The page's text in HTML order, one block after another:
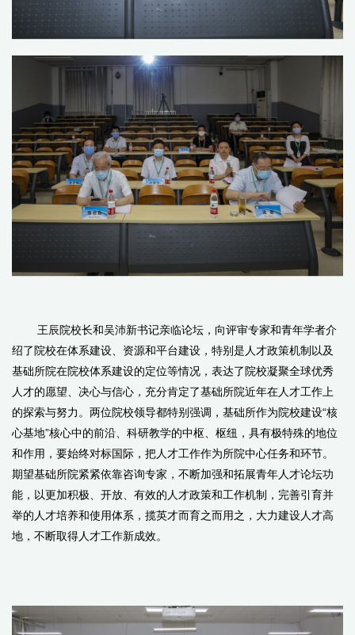
王辰院校长和吴沛新书记亲临论坛，向评审专家和青年学者介
绍了院校在体系建设、资源和平台建设，特别是人才政策机制以及
基础所院在院校体系建设的定位等情况，表达了院校凝聚全球优秀
人才的愿望、决心与信心，充分肯定了基础所院近年在人才工作上
的探索与努力。两位院校领导都特别强调，基础所作为院校建设“核
心基地”核心中的前沿、科研教学的中枢、枢纽，具有极特殊的地位
和作用，要始终对标国际，把人才工作作为所院中心任务和环节。
期望基础所院紧紧依靠咨询专家，不断加强和拓展青年人才论坛功
能，以更加积极、开放、有效的人才政策和工作机制，完善引育并
举的人才培养和使用体系，揽英才而育之而用之，大力建设人才高
地，不断取得人才工作新成效。